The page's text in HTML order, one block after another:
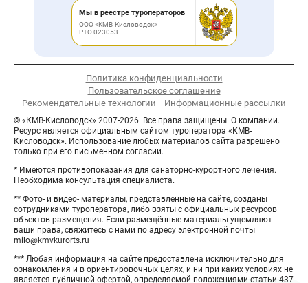
Мы в реестре туроператоров
ООО «КМВ-Кисловодск»
РТО 023053
Политика конфиденциальности
Пользовательское соглашение
Рекомендательные технологии
Информационные рассылки
© «КМВ-Кисловодск» 2007-2026. Все права защищены. О компании.
Ресурс является официальным сайтом туроператора «КМВ-
Кисловодск». Использование любых материалов сайта разрешено
только при его письменном согласии.
* Имеются противопоказания для санаторно-курортного лечения.
Необходима консультация специалиста.
** Фото- и видео- материалы, представленные на сайте, созданы
сотрудниками туроператора, либо взяты с официальных ресурсов
объектов размещения. Если размещённые материалы ущемляют
ваши права, свяжитесь с нами по адресу электронной почты
milo@kmvkurorts.ru
*** Любая информация на сайте предоставлена исключительно для
ознакомления и в ориентировочных целях, и ни при каких условиях не
является публичной офертой, определяемой положениями статьи 437